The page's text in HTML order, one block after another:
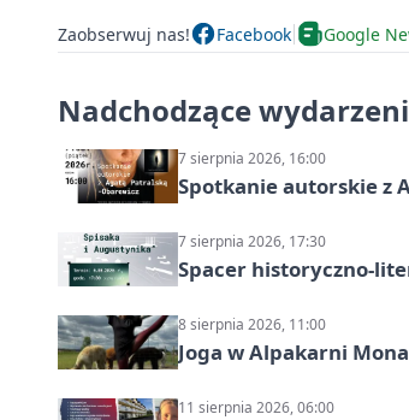
Zaobserwuj nas! Facebook Google
Nadchodzące
7 sierpnia 2026, 16:00
Spotkanie autorskie z
7 sierpnia 2026, 17:30
Spacer historyczno-
8 sierpnia 2026, 11:00
Joga w Alpakarni
11 sierpnia 2026, 06:00